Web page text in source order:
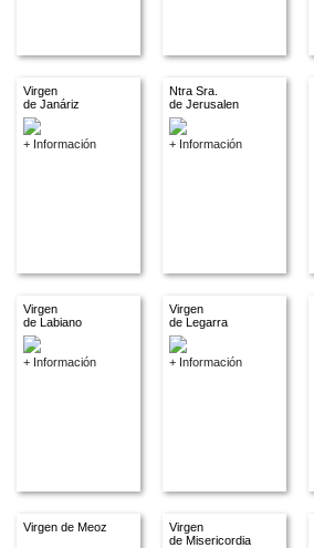
Virgen
de Janáriz
+ Información
Ntra Sra.
de Jerusalen
+ Información
Virgen
de Labiano
+ Información
Virgen
de Legarra
+ Información
Virgen de Meoz
Virgen
de Misericordia